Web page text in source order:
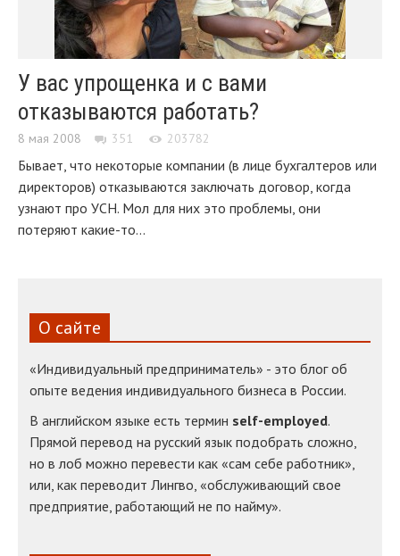
У вас упрощенка и с вами
отказываются работать?
8 мая 2008 351 203782
Бывает, что некоторые компании (в лице бухгалтеров или
директоров) отказываются заключать договор, когда
узнают про УСН. Мол для них это проблемы, они
потеряют какие-то...
О сайте
«Индивидуальный предприниматель» - это блог об
опыте ведения индивидуального бизнеса в России.
В английском языке есть термин self-employed.
Прямой перевод на русский язык подобрать сложно,
но в лоб можно перевести как «сам себе работник»,
или, как переводит Лингво, «обслуживающий свое
предприятие, работающий не по найму».